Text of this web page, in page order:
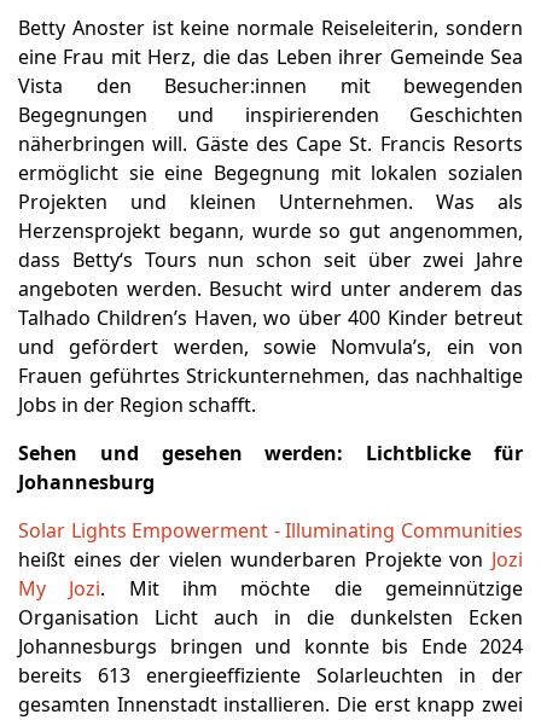
Betty Anoster ist keine normale Reiseleiterin, sondern
eine Frau mit Herz, die das Leben ihrer Gemeinde Sea
Vista den Besucher:innen mit bewegenden
Begegnungen und inspirierenden Geschichten
näherbringen will. Gäste des Cape St. Francis Resorts
ermöglicht sie eine Begegnung mit lokalen sozialen
Projekten und kleinen Unternehmen. Was als
Herzensprojekt begann, wurde so gut angenommen,
dass Betty‘s Tours nun schon seit über zwei Jahre
angeboten werden. Besucht wird unter anderem das
Talhado Children’s Haven, wo über 400 Kinder betreut
und gefördert werden, sowie Nomvula’s, ein von
Frauen geführtes Strickunternehmen, das nachhaltige
Jobs in der Region schafft.
Sehen und gesehen werden: Lichtblicke für
Johannesburg
Solar Lights Empowerment - Illuminating Communities
heißt eines der vielen wunderbaren Projekte von Jozi
My Jozi. Mit ihm möchte die gemeinnützige
Organisation Licht auch in die dunkelsten Ecken
Johannesburgs bringen und konnte bis Ende 2024
bereits 613 energieeffiziente Solarleuchten in der
gesamten Innenstadt installieren. Die erst knapp zwei